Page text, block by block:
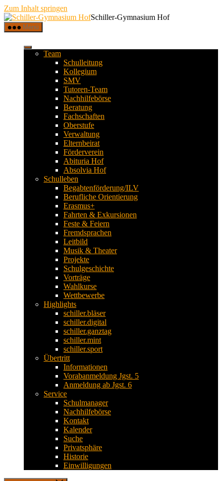
Zum Inhalt springen
Schiller-Gymnasium Hof
Menü
Team
Schulleitung
Kollegium
SMV
Tutoren-Team
Nachhilfebörse
Beratung
Fachschaften
Oberstufe
Verwaltung
Elternbeirat
Förderverein
Abituria Hof
Absolvia Hof
Schulleben
Begabtenförderung/ILV
Berufliche Orientierung
Erasmus+
Fahrten & Exkursionen
Feste & Feiern
Fremdsprachen
Leitbild
Musik & Theater
Projekte
Schulgeschichte
Vorträge
Wahlkurse
Wettbewerbe
Highlights
schiller.bläser
schiller.digital
schiller.ganztag
schiller.mint
schiller.sport
Übertritt
Informationen
Vorabanmeldung Jgst. 5
Anmeldung ab Jgst. 6
Service
Schulmanager
Nachhilfebörse
Kontakt
Kalender
Suche
Privatsphäre
Historie
Einwilligungen